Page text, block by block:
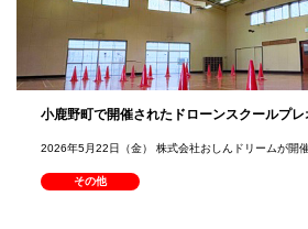
小鹿野町で開催されたドローンスクールプ
2026年5月22日（金） 株式会社おしんドリームが開
その他